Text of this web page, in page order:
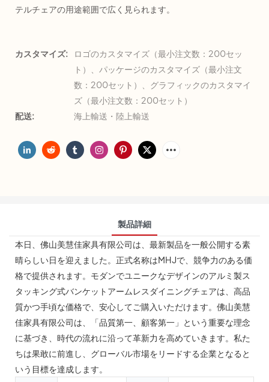
テルチェアの用途範囲で広く見られます。
カスタマイズ:
ロゴのカスタマイズ（最小注文数：200セッ
ト）、パッケージのカスタマイズ（最小注文
数：200セット）、グラフィックのカスタマイ
ズ（最小注文数：200セット）
配送:
海上輸送・陸上輸送
製品詳細
本日、佛山美慧佳家具有限公司は、最新製品を一般公開する素
晴らしい日を迎えました。正式名称はMHJで、競争力のある価
格で提供されます。モダンでユニークなデザインのアルミ製ス
タッキング式バンケットアームレスダイニングチェアは、高品
質かつ手頃な価格で、安心してご購入いただけます。佛山美慧
佳家具有限公司は、「品質第一、顧客第一」という重要な理念
に基づき、時代の流れに沿って革新力を高めていきます。私た
ちは果敢に前進し、グローバル市場をリードする企業となると
いう目標を達成します。